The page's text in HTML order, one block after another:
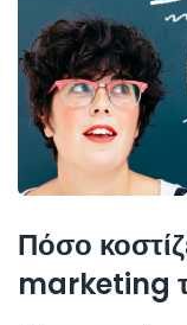
Πόσο
marketing